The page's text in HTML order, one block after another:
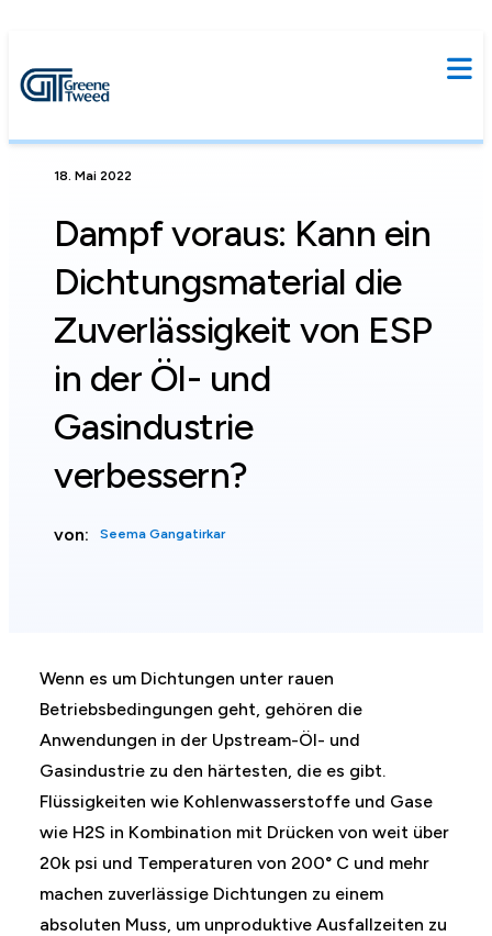
18. Mai 2022
Dampf voraus: Kann ein
Dichtungsmaterial die
Zuverlässigkeit von ESP
in der Öl- und
Gasindustrie
verbessern?
von: Seema Gangatirkar
Wenn es um Dichtungen unter rauen
Betriebsbedingungen geht, gehören die
Anwendungen in der Upstream-Öl- und
Gasindustrie zu den härtesten, die es gibt.
Flüssigkeiten wie Kohlenwasserstoffe und Gase
wie H2S in Kombination mit Drücken von weit über
20k psi und Temperaturen von 200° C und mehr
machen zuverlässige Dichtungen zu einem
absoluten Muss, um unproduktive Ausfallzeiten zu